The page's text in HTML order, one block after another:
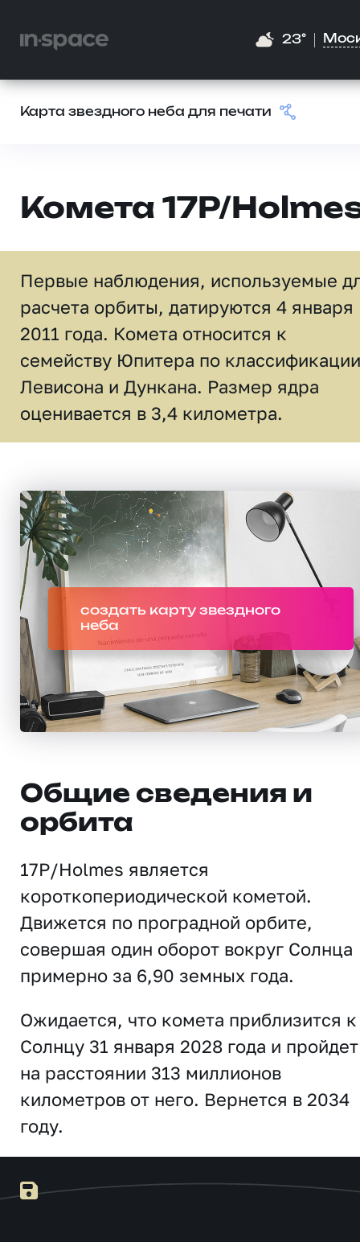
23°
Карта звездного неба для печати
Комета 17P/
Первые наблюдения, используемые
расчета орбиты, датируются 4 января
2011 года. Комета относится к
семейству Юпитера по классификации
Левисона и Дункана. Размер ядра
оценивается в 3,4 километра.
создать карту звездного
неба
Общие сведения и
орбита
17P/Holmes является
короткопериодической кометой.
Движется по проградной орбите,
совершая один оборот вокруг Солнца
примерно за 6,90 земных года.
Ожидается, что комета приблизится к
Солнцу 31 января 2028 года и пройдет
на расстоянии 313 миллионов
километров от него. Вернется в 2034
году.